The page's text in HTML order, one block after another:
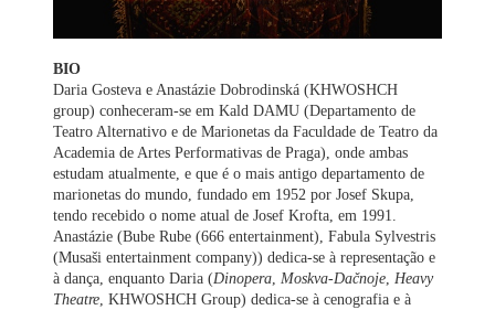
BIO
Daria Gosteva e Anastázie Dobrodinská (KHWOSHCH
group) conheceram-se em Kald DAMU (Departamento de
Teatro Alternativo e de Marionetas da Faculdade de Teatro da
Academia de Artes Performativas de Praga), onde ambas
estudam atualmente, e que é o mais antigo departamento de
marionetas do mundo, fundado em 1952 por Josef Skupa,
tendo recebido o nome atual de Josef Krofta, em 1991.
Anastázie (Bube Rube (666 entertainment), Fabula Sylvestris
(Musaši entertainment company)) dedica-se à representação e
à dança, enquanto Daria (Dinopera,Moskva-Dačnoje,Heavy
Theatre, KHWOSHCH Group) dedica-se à cenografia e à